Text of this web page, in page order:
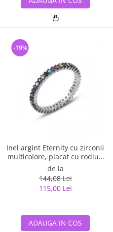
Inel argint Eternity cu zirconii
multicolore, placat cu rodiu -
ITU0229
de la
144,08 Lei
115,00 Lei
-19%
ADAUGA IN COS